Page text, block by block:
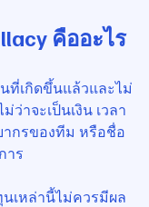
คืออะไร
ที่เกิดขึ้นแล้วและไม่
ว่าจะเป็นเงิน เวลา
กรของทีม หรือชื่อ
าร
เหล่านี้ไม่ควรมีผล